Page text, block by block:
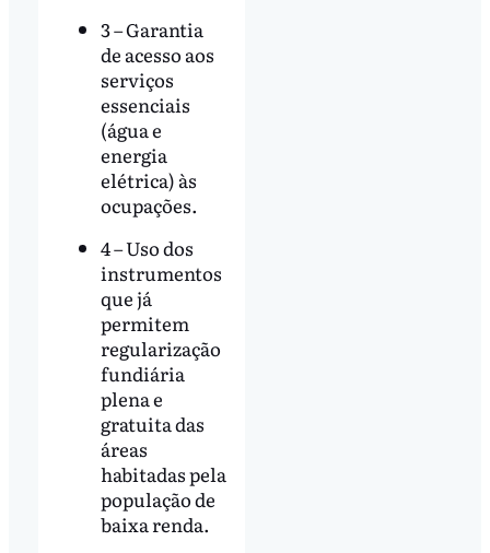
3 – Garantia
de acesso aos
serviços
essenciais
(água e
energia
elétrica) às
ocupações.
4 – Uso dos
instrumentos
que já
permitem
regularização
fundiária
plena e
gratuita das
áreas
habitadas pela
população de
baixa renda.